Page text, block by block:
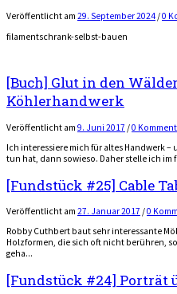
Veröffentlicht am 29. September 2024 /0
filamentschrank-selbst-bauen
[Buch] Glut in den
Köhlerhandwerk
Veröffentlicht am 9. Juni 2017 /0
Ich interessiere mich für altes Handwerk
tun hat, dann sowieso. Daher stelle ich im
[Fundstück #25] Cable
Veröffentlicht am 27. Januar 2017 /0
Robby Cuthbert baut sehr interessante
Holzformen, die sich oft nicht berühren,
geha...
[Fundstück #24] Porträt